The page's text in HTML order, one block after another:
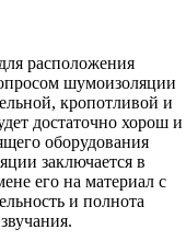
расположения
шумоизоляции
кропотливой и
достаточно хорош и
оборудования
заключается в
его на материал с
и полнота